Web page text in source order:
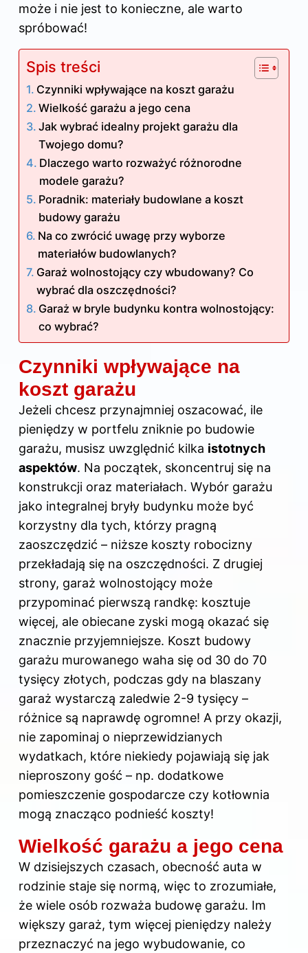
może i nie jest to konieczne, ale warto
spróbować!
Spis treści
Czynniki wpływające na koszt garażu
Wielkość garażu a jego cena
Jak wybrać idealny projekt garażu dla
Twojego domu?
Dlaczego warto rozważyć różnorodne
modele garażu?
Poradnik: materiały budowlane a koszt
budowy garażu
Na co zwrócić uwagę przy wyborze
materiałów budowlanych?
Garaż wolnostojący czy wbudowany? Co
wybrać dla oszczędności?
Garaż w bryle budynku kontra wolnostojący:
co wybrać?
Czynniki wpływające na
koszt garażu
Jeżeli chcesz przynajmniej oszacować, ile
pieniędzy w portfelu zniknie po budowie
garażu, musisz uwzględnić kilka istotnych
aspektów. Na początek, skoncentruj się na
konstrukcji oraz materiałach. Wybór garażu
jako integralnej bryły budynku może być
korzystny dla tych, którzy pragną
zaoszczędzić – niższe koszty robocizny
przekładają się na oszczędności. Z drugiej
strony, garaż wolnostojący może
przypominać pierwszą randkę: kosztuje
więcej, ale obiecane zyski mogą okazać się
znacznie przyjemniejsze. Koszt budowy
garażu murowanego waha się od 30 do 70
tysięcy złotych, podczas gdy na blaszany
garaż wystarczą zaledwie 2-9 tysięcy –
różnice są naprawdę ogromne! A przy okazji,
nie zapominaj o nieprzewidzianych
wydatkach, które niekiedy pojawiają się jak
nieproszony gość – np. dodatkowe
pomieszczenie gospodarcze czy kotłownia
mogą znacząco podnieść koszty!
Wielkość garażu a jego cena
W dzisiejszych czasach, obecność auta w
rodzinie staje się normą, więc to zrozumiałe,
że wiele osób rozważa budowę garażu. Im
większy garaż, tym więcej pieniędzy należy
przeznaczyć na jego wybudowanie, co